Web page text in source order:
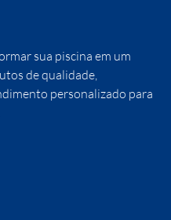
sua piscina em um
de qualidade,
personalizado para